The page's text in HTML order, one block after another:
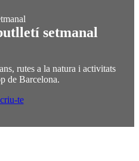
setmanal
rutes a la natura i activitats
de Barcelona.
te